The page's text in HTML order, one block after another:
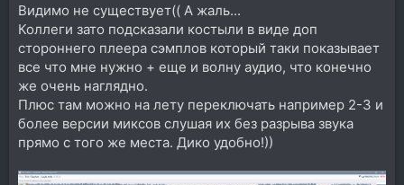
Видимо не существует(( А жаль...
Коллеги зато подсказали костыли в виде доп
стороннего плеера сэмплов который таки показывает
все что мне нужно + еще и волну аудио, что конечно
же очень наглядно.
Плюс там можно на лету переключать например 2-3 и
более версии миксов слушая их без разрыва звука
прямо с того же места. Дико удобно!))